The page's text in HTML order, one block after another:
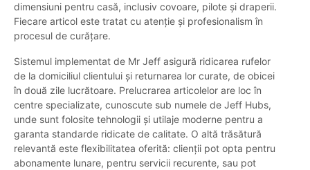
dimensiuni pentru casă, inclusiv covoare, pilote și draperii.
Fiecare articol este tratat cu atenție și profesionalism în
procesul de curățare.
Sistemul implementat de Mr Jeff asigură ridicarea rufelor
de la domiciliul clientului și returnarea lor curate, de obicei
în două zile lucrătoare. Prelucrarea articolelor are loc în
centre specializate, cunoscute sub numele de Jeff Hubs,
unde sunt folosite tehnologii și utilaje moderne pentru a
garanta standarde ridicate de calitate. O altă trăsătură
relevantă este flexibilitatea oferită: clienții pot opta pentru
abonamente lunare, pentru servicii recurente, sau pot